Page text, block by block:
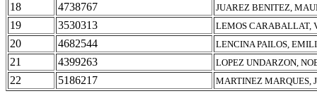
18 4738767 JUAREZ BENITEZ,
19 3530313 LEMOS CARABALLAT,
20 4682544 LENCINA PAILOS,
21 4399263 LOPEZ UNDARZON,
22 5186217 MARTINEZ MARQUES,